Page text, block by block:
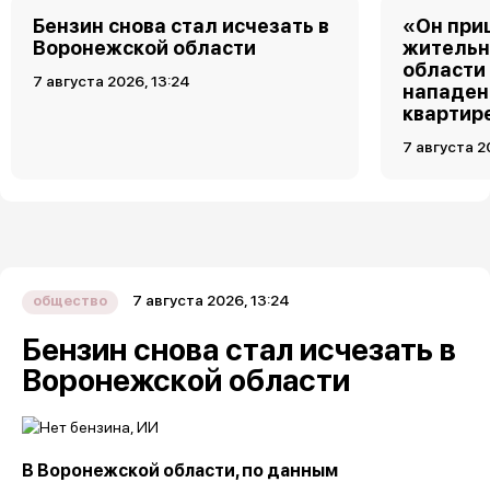
Бензин снова стал исчезать в
Воронежской области
7 августа 2026, 13:24
«Он
7 августа
общество 7 августа 2026, 13:24
Бензин снова стал исчезать в
Воронежской области
В Воронежской области, по данным